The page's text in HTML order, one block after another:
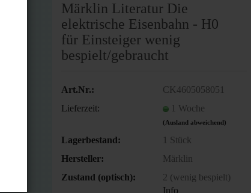
Märklin Literatur Die
elektrische Eisenbahn - H0
für Einsteiger wenig
bespielt/gebraucht
Art.Nr.:
CK4605058051
Lieferzeit:
1 Woche
(Ausland abweichend)
Lagerbestand: 1 Stück
Hersteller:
Märklin
Zustand (optisch):
2 (wenig bespielt)
Info